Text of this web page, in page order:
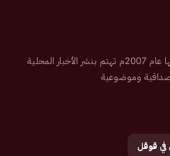
صحيفة إلكترونية سعودية تم تأسيسها عام 2007م تهتم بنشر الأخبار المحلية
وموضوعية
قوقل